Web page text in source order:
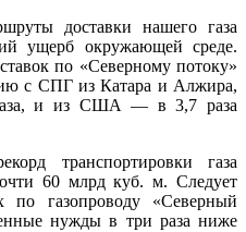
доставки нашего газа
ущерб окружающей среде.
по «Северному потоку»
с СПГ из Катара и Алжира,
и из США — в 3,7 раза
транспортировки газа
60 млрд куб. м. Следует
по газопроводу «Северный
нужды в три раза ниже